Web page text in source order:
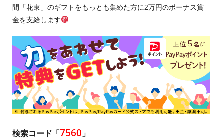
間「花束」のギフトをもっとも集めた方に2万円のボーナス賞
金を支給します
検索コード「7560 」